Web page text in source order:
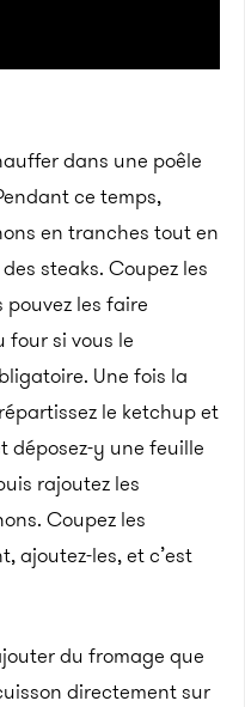
dans une poêle
ce temps,
en tranches tout en
steaks. Coupez les
les faire
si vous le
Une fois la
le ketchup et
déposez-y une feuille
rajoutez les
Coupez les
ajoutez-les, et c’est
du fromage que
directement sur